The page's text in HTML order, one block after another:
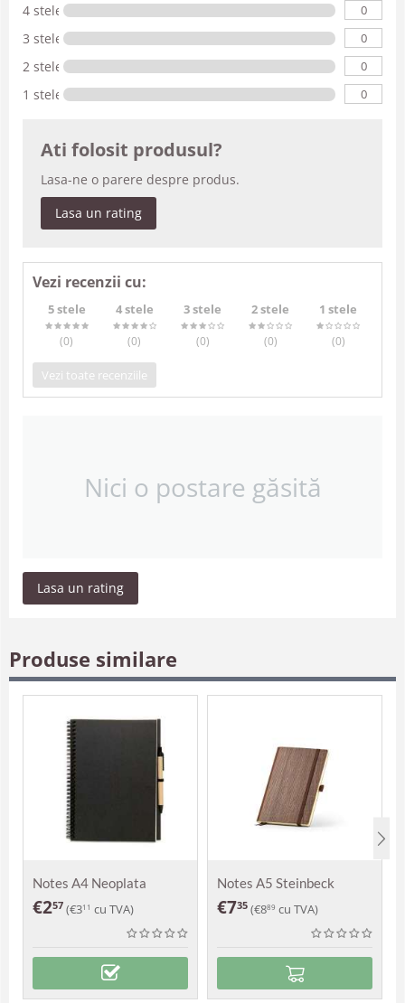
4 stele 0
3 stele 0
2 stele 0
1 stele 0
Ati folosit produsul?
Lasa-ne o parere despre produs.
Lasa un rating
Vezi recenzii cu:
5 stele
(0)
4 stele
(0)
3 stele
(0)
2 stele
(0)
1 stele
(0)
Vezi toate recenziile
Nici o postare găsită
Lasa un rating
Produse similare
Notes A4 Neoplata
€257 (€311 cu TVA)
Notes A5 Steinbeck
€735 (€889 cu TVA)